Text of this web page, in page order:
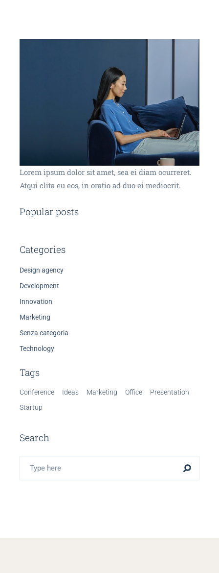
Lorem ipsum dolor sit amet, sea ei diam ocurreret.
Atqui clita eu eos, in oratio ad duo ei mediocrit.
Popular posts
Categories
Design agency
Development
Innovation
Marketing
Senza categoria
Technology
Tags
Conference Ideas Marketing Office
Presentation
Startup
Search